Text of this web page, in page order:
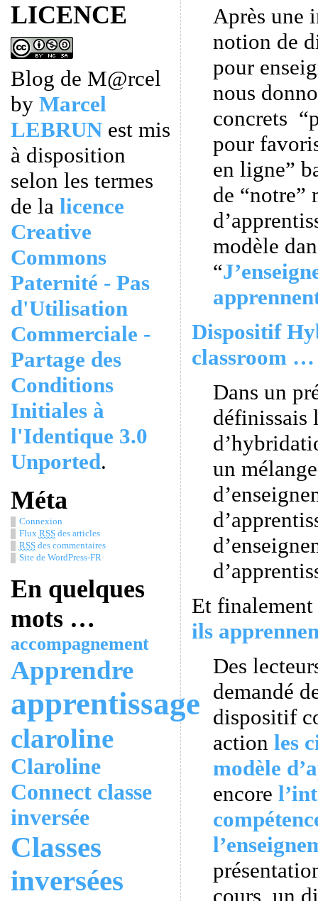
LICENCE
Blog de M@rcel
by Marcel
LEBRUNest mis
à disposition
selon les termes
de la licence
Creative
Commons
Paternité - Pas
d'Utilisation
Commerciale -
Partage des
Conditions
Initiales à
l'Identique 3.0
Unported.
Méta
Connexion
Flux RSSdes articles
RSSdes commentaires
Site de WordPress-FR
En quelques
mots …
accompagnement
Apprendre
apprentissage
claroline
Claroline
Connect classe
inversée
Classes
inversées
Après une
notion de
pour
nous
concrets
pour
en ligne”
de “notre”
modèle
“
Dispositif
classroom …
Dans un
définissais
un
Et
ils
Des
demandé
dispositif
action les
modèle
encore
cours, un